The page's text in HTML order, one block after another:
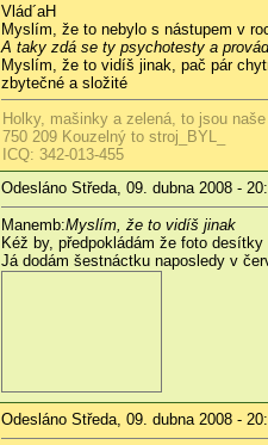
Vlád´aH
Myslím, že to nebylo s nástupem v
A taky zdá se ty psychotesty a
Myslím, že to vidíš jinak, pač pár
zbytečné a složité
Holky, mašinky a zelená, to jsou
750 209 Kouzelný to stroj_BYL_
ICQ: 342-013-455
Odesláno Středa, 09. dubna 2008 -
Manemb:Myslím, že to vidíš jinak
Kéž by, předpokládám že foto
Já dodám šestnáctku naposledy v
Odesláno Středa, 09. dubna 2008 -